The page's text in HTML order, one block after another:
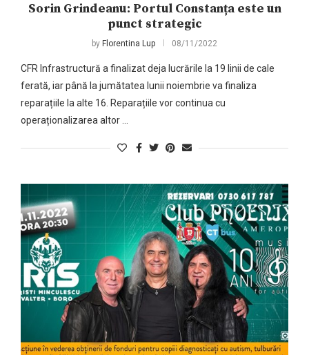
Sorin Grindeanu: Portul Constanța este un
punct strategic
by Florentina Lup 08/11/2022
CFR Infrastructură a finalizat deja lucrările la 19 linii de cale
ferată, iar până la jumătatea lunii noiembrie va finaliza
reparațiile la alte 16. Reparațiile vor continua cu
operaționalizarea altor …